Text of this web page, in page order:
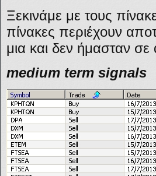
Ξεκινάμε με τους
πίνακες περιέχουν
μια και δεν ήμασταν σε
medium term signals